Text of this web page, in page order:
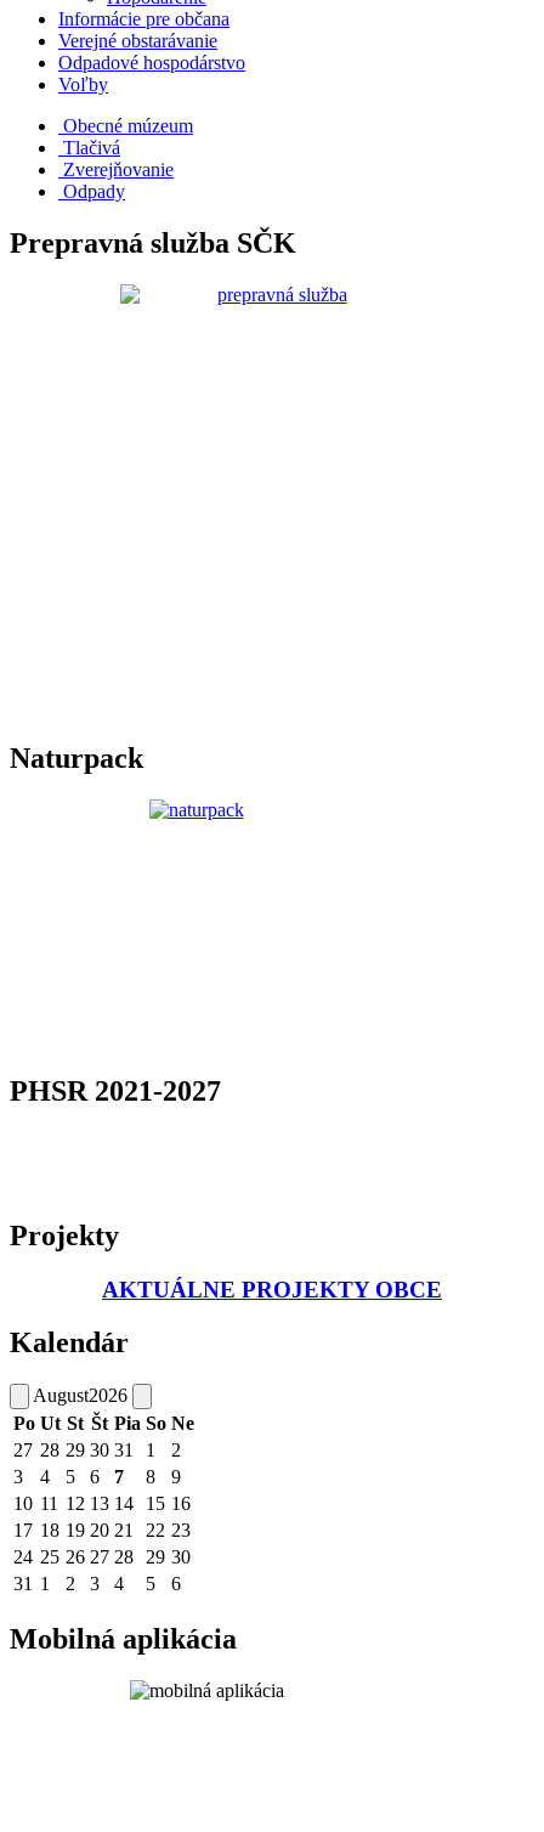
Informácie pre občana
Verejné obstarávanie
Odpadové hospodárstvo
Voľby
Obecné múzeum
Tlačivá
Zverejňovanie
Odpady
Prepravná služba SČK
Naturpack
PHSR 2021-2027
Projekty
AKTUÁLNE PROJEKTY OBCE
Kalendár
August2026
Po Ut St Št Pia So Ne
27 28 29 30 31 1
2
3
4 5 6 7 8
9
10 11 12 13 14 15 16
17 18 19 20 21 22 23
24 25 26 27 28 29 30
31 1 2 3 4 5 6
Mobilná aplikácia